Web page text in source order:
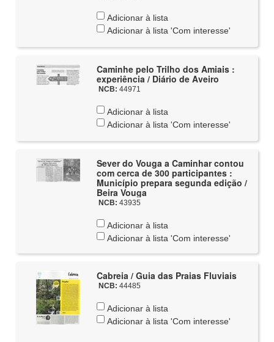
Adicionar à lista
Adicionar à lista 'Com interesse'
Caminhe pelo Trilho dos Amiais :
experiência / Diário de Aveiro
NCB: 44971
Adicionar à lista
Adicionar à lista 'Com interesse'
Sever do Vouga a Caminhar contou
com cerca de 300 participantes :
Município prepara segunda edição /
Beira Vouga
NCB: 43935
Adicionar à lista
Adicionar à lista 'Com interesse'
Cabreia / Guia das Praias Fluviais
NCB: 44485
Adicionar à lista
Adicionar à lista 'Com interesse'